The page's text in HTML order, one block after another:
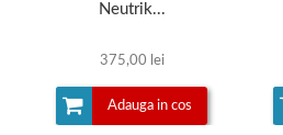
Neutrik...
375,00 lei
Adauga in cos